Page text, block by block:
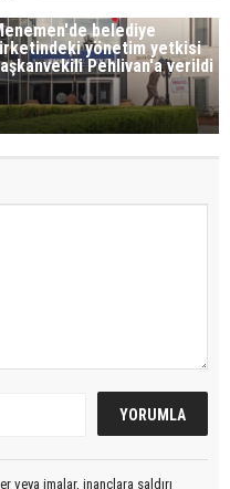
belediye
yönetim yetkisi
Pehlivan'a verildi
veya imalar, inançlara saldırı